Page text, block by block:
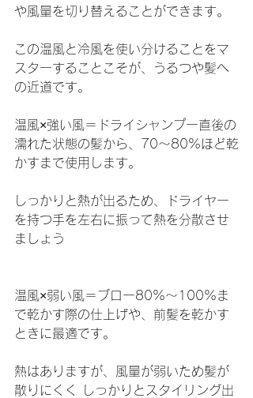
や風量を切り替えることができます。
この温風と冷風を使い分けることをマ
スターすることこそが、うるつや髪へ
の近道です。
温風×強い風＝ドライシャンプー直後の
濡れた状態の髪から、70～80%ほど乾
かすまで使用します。
しっかりと熱が出るため、ドライヤー
を持つ手を左右に振って熱を分散させ
ましょう
温風×弱い風＝ブロー80%～100%ま
で乾かす際の仕上げや、前髪を乾かす
ときに最適です。
熱はありますが、風量が弱いため髪が
散りにくく しっかりとスタイリング出